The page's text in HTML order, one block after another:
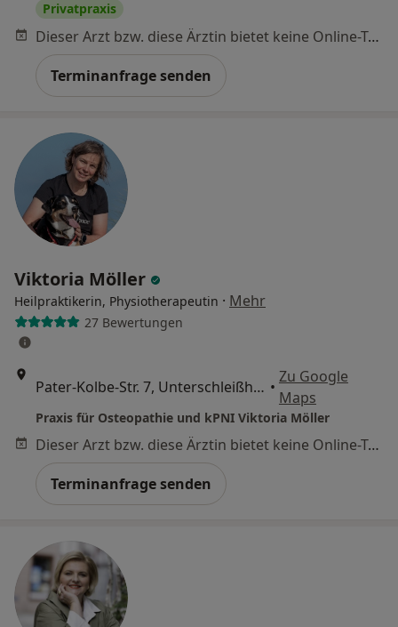
Privatpraxis
Dieser Arzt bzw. diese Ärztin bietet keine Online-Terminbuchung an diesem Standort an.
Terminanfrage senden
Viktoria Möller
Heilpraktikerin, Physiotherapeutin · Mehr
27 Bewertungen
Pater-Kolbe-Str. 7, Unterschleißheim •
Zu Google
Maps
Praxis für Osteopathie und kPNI Viktoria Möller
Dieser Arzt bzw. diese Ärztin bietet keine Online-Terminbuchung an diesem Standort an.
Terminanfrage senden